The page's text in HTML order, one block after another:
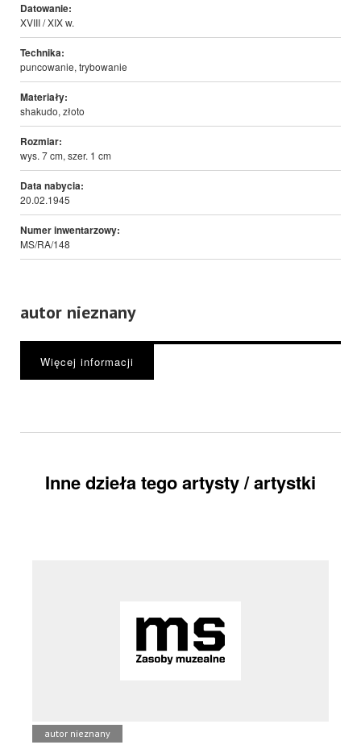
Datowanie:
XVIII / XIX w.
Technika:
puncowanie, trybowanie
Materiały:
shakudo, złoto
Rozmiar:
wys. 7 cm, szer. 1 cm
Data nabycia:
20.02.1945
Numer inwentarzowy:
MS/RA/148
autor nieznany
Więcej informacji
Inne dzieła tego artysty / artystki
autor nieznany